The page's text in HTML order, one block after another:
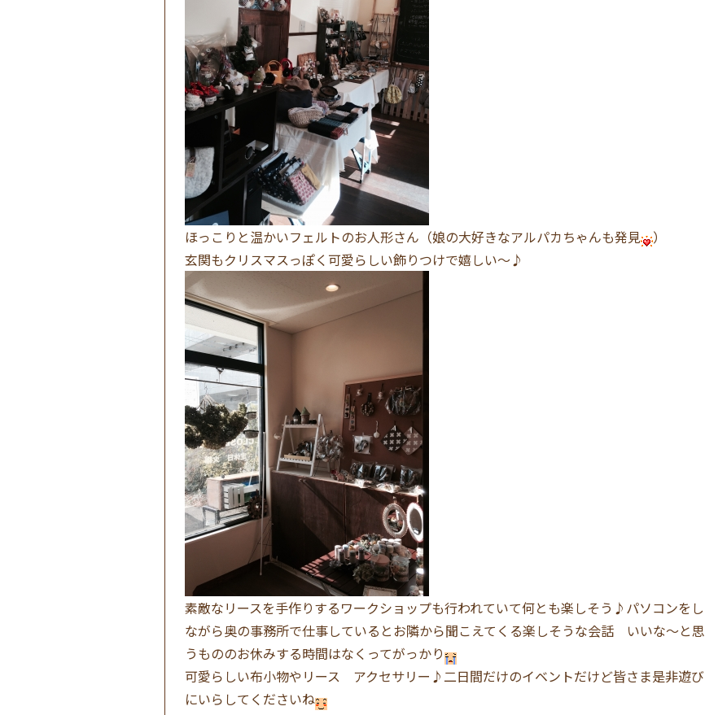
ほっこりと温かいフェルトのお人形さん（娘の大好きなアルパカちゃんも発見
）
玄関もクリスマスっぽく可愛らしい飾りつけで嬉しい〜♪
素敵なリースを手作りするワークショップも行われていて何とも楽しそう♪パソコンをし
ながら奥の事務所で仕事しているとお隣から聞こえてくる楽しそうな会話 いいな〜と思
うもののお休みする時間はなくってがっかり
可愛らしい布小物やリース アクセサリー♪二日間だけのイベントだけど皆さま是非遊び
にいらしてくださいね